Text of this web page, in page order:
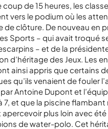
coup de 15 heures, les
vers le podium où les
de clôture. De nouveau en
Sports – qui avait troqué
– et de la
d’héritage des Jeux. Les
ainsi appris que certains
qu’ils venaient de fouler
Antoine Dupont et
7, et que la piscine flambant
plus loin avec
de water-polo. Cet